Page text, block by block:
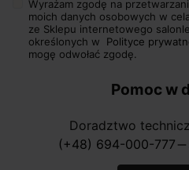
Wyrażam zgodę na
moich danych osobowych w
ze Sklepu internetowego
określonych w Polityce
mogę odwołać zgodę.
Pomoc w
Doradztwo
(+48) 694-000-777 horizontal_rule